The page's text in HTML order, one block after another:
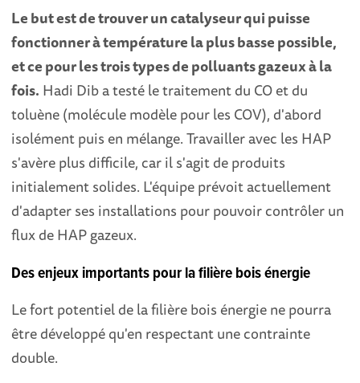
Le but est de trouver un catalyseur qui puisse
fonctionner à température la plus basse possible,
et ce pour les trois types de polluants gazeux à la
fois. Hadi Dib a testé le traitement du CO et du
toluène (molécule modèle pour les COV), d'abord
isolément puis en mélange. Travailler avec les HAP
s'avère plus difficile, car il s'agit de produits
initialement solides. L'équipe prévoit actuellement
d'adapter ses installations pour pouvoir contrôler un
flux de HAP gazeux.
Des enjeux importants pour la filière bois énergie
Le fort potentiel de la filière bois énergie ne pourra
être développé qu'en respectant une contrainte
double.